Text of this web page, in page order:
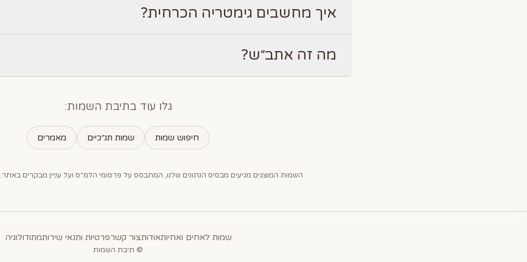
איך מחשבים גימטריה הכרחית?
מה זה אתב״ש?
גלו עוד בתיבת השמות:
חיפוש שמות שמות תנ״כיים מאמרים
השמות המוצגים מגיעים מבסיס הנתונים שלנו, המתבסס על פרסומי הלמ"ס ועל עניין מבקרים באתר.
שמות לאחים ואחיותאודותצור קשרפרטיות ותנאי שירותמתודולוגיה
© תיבת השמות